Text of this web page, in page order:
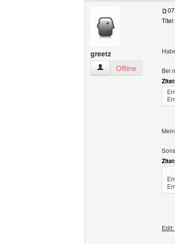
greetz
greetz Benutzer-Profile
Offline
Titel:
Bei
Zitat:
Zitat:
Edit: